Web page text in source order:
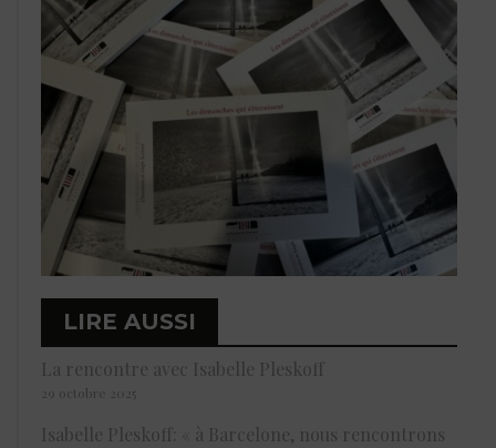
LIRE AUSSI
La rencontre avec Isabelle Pleskoff
29 octobre 2025
Isabelle Pleskoff: « à Barcelone, nous rencontrons